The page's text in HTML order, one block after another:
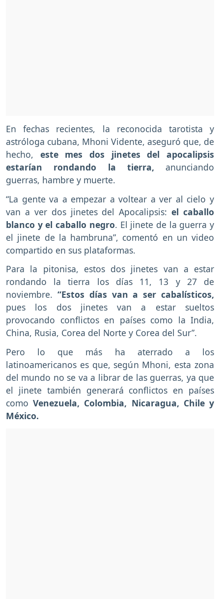
En fechas recientes, la reconocida tarotista y
astróloga cubana, Mhoni Vidente, aseguró que, de
hecho, este mes dos jinetes del apocalipsis
estarían rondando la tierra, anunciando
guerras, hambre y muerte.
“La gente va a empezar a voltear a ver al cielo y
van a ver dos jinetes del Apocalipsis: el caballo
blanco y el caballo negro. El jinete de la guerra y
el jinete de la hambruna”, comentó en un video
compartido en sus plataformas.
Para la pitonisa, estos dos jinetes van a estar
rondando la tierra los días 11, 13 y 27 de
noviembre. “Estos días van a ser cabalísticos,
pues los dos jinetes van a estar sueltos
provocando conflictos en países como la India,
China, Rusia, Corea del Norte y Corea del Sur”.
Pero lo que más ha aterrado a los
latinoamericanos es que, según Mhoni, esta zona
del mundo no se va a librar de las guerras, ya que
el jinete también generará conflictos en países
comoVenezuela, Colombia, Nicaragua, Chile y
México.